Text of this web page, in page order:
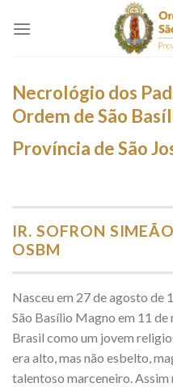
Necrológio dos
Ordem de São
Província de São
IR. SOFRON
OSBM
Nasceu em 27 de agosto de
São Basílio Magno em 11 de
Brasil como um jovem
era alto, mas não esbelto,
talentoso marceneiro. Assim